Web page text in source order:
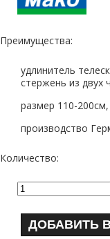
Преимущества:
удлинитель
стержень из двух
размер 110-
производство
Количество:
ДОБАВИТЬ